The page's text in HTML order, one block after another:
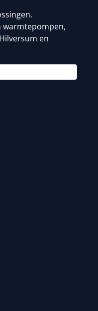
warmtepompen,
en